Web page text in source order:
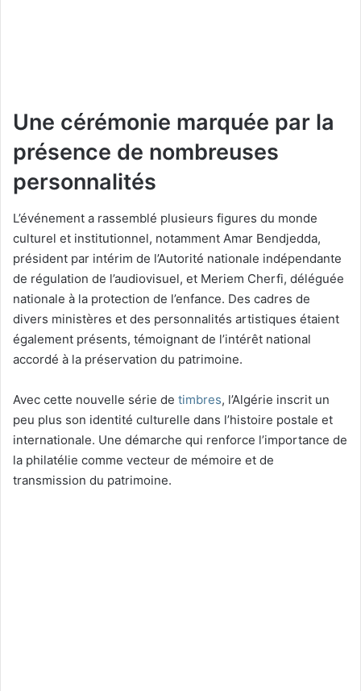
Une cérémonie marquée par la
présence de nombreuses
personnalités
L’événement a rassemblé plusieurs figures du monde
culturel et institutionnel, notamment Amar Bendjedda,
président par intérim de l’Autorité nationale indépendante
de régulation de l’audiovisuel, et Meriem Cherfi, déléguée
nationale à la protection de l’enfance. Des cadres de
divers ministères et des personnalités artistiques étaient
également présents, témoignant de l’intérêt national
accordé à la préservation du patrimoine.
Avec cette nouvelle série de timbres, l’Algérie inscrit un
peu plus son identité culturelle dans l’histoire postale et
internationale. Une démarche qui renforce l’importance de
la philatélie comme vecteur de mémoire et de
transmission du patrimoine.